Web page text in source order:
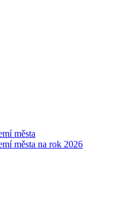
města
města na rok 2026